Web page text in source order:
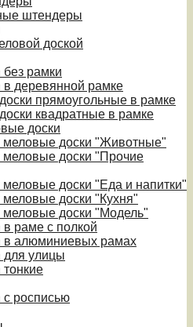
штендеры
доской
рамки
деревянной рамке
прямоугольные в рамке
квадратные в рамке
доски
меловые доски "Животные"
доски "Прочие
доски "Еда и напитки"
доски "Кухня"
доски "Модель"
раме с полкой
в алюминиевых рамах
для улицы
росписью